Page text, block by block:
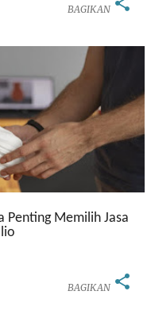
BAGIKAN
Penting Memilih Jasa
BAGIKAN